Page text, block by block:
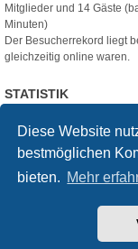
Diese Website
bestmöglichen
bieten. Mehr
Mitglieder und 14 Gäste
Minuten)
Der Besucherrekord liegt
gleichzeitig online waren.
STATISTIK
Unser neuestes Mitglied:
Startseite Foren-
® Forum
created by